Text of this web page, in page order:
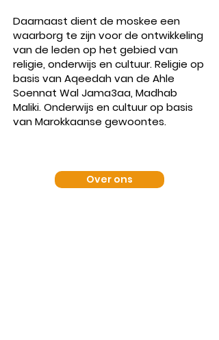
Daarnaast dient de moskee een
waarborg te zijn voor de ontwikkeling
van de leden op het gebied van
religie, onderwijs en cultuur. Religie op
basis van Aqeedah van de Ahle
Soennat Wal Jama3aa, Madhab
Maliki. Onderwijs en cultuur op basis
van Marokkaanse gewoontes.
Over ons